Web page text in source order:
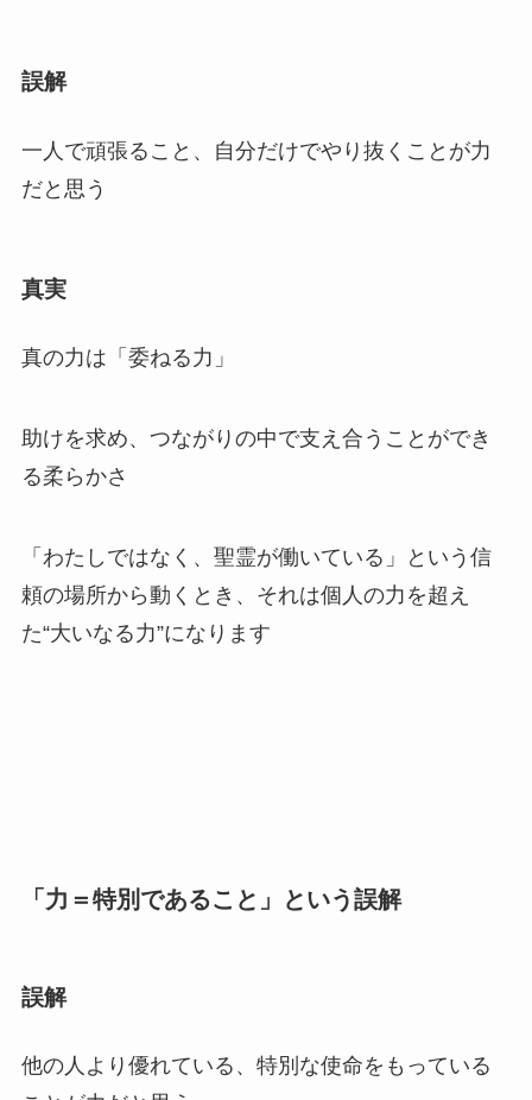
誤解
一人で頑張ること、自分だけでやり抜くことが力
だと思う
真実
真の力は「委ねる力」
助けを求め、つながりの中で支え合うことができ
る柔らかさ
「わたしではなく、聖霊が働いている」という信
頼の場所から動くとき、それは個人の力を超え
た“大いなる力”になります
「力＝特別であること」という誤解
誤解
他の人より優れている、特別な使命をもっている